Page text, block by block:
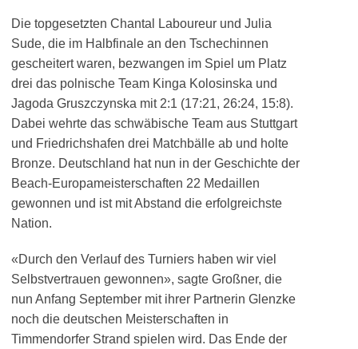
Die topgesetzten Chantal Laboureur und Julia
Sude, die im Halbfinale an den Tschechinnen
gescheitert waren, bezwangen im Spiel um Platz
drei das polnische Team Kinga Kolosinska und
Jagoda Gruszczynska mit 2:1 (17:21, 26:24, 15:8).
Dabei wehrte das schwäbische Team aus Stuttgart
und Friedrichshafen drei Matchbälle ab und holte
Bronze. Deutschland hat nun in der Geschichte der
Beach-Europameisterschaften 22 Medaillen
gewonnen und ist mit Abstand die erfolgreichste
Nation.
«Durch den Verlauf des Turniers haben wir viel
Selbstvertrauen gewonnen», sagte Großner, die
nun Anfang September mit ihrer Partnerin Glenzke
noch die deutschen Meisterschaften in
Timmendorfer Strand spielen wird. Das Ende der